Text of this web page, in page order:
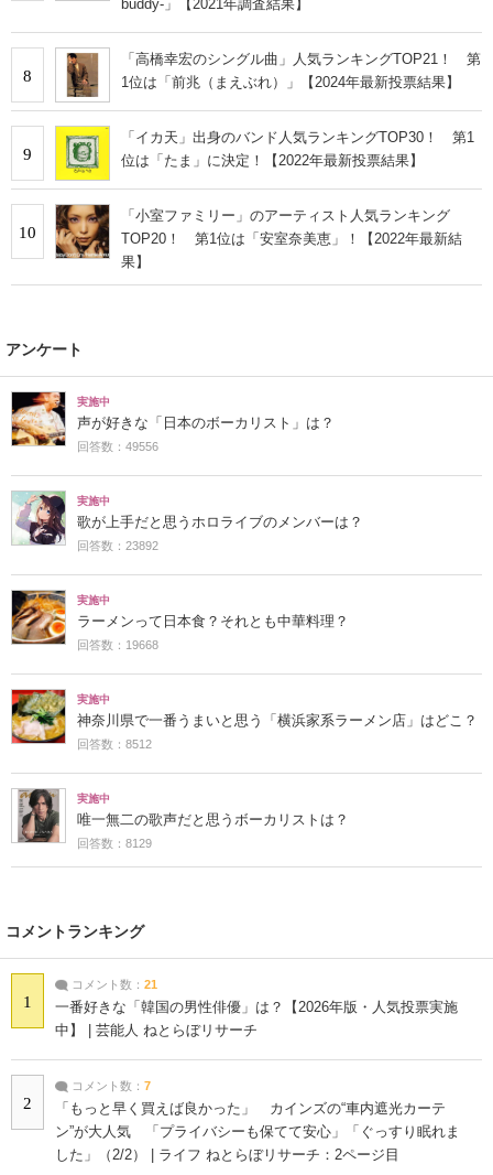
buddy-」【2021年調査結果】
8
「高橋幸宏のシングル曲」人気ランキングTOP21！ 第
1位は「前兆（まえぶれ）」【2024年最新投票結果】
9
「イカ天」出身のバンド人気ランキングTOP30！ 第1
位は「たま」に決定！【2022年最新投票結果】
10
「小室ファミリー」のアーティスト人気ランキング
TOP20！ 第1位は「安室奈美恵」！【2022年最新結
果】
アンケート
実施中
声が好きな「日本のボーカリスト」は？
回答数：49556
実施中
歌が上手だと思うホロライブのメンバーは？
回答数：23892
実施中
ラーメンって日本食？それとも中華料理？
回答数：19668
実施中
神奈川県で一番うまいと思う「横浜家系ラーメン店」はどこ？
回答数：8512
実施中
唯一無二の歌声だと思うボーカリストは？
回答数：8129
コメントランキング
1
コメント数： 21
一番好きな「韓国の男性俳優」は？【2026年版・人気投票実施
中】 | 芸能人 ねとらぼリサーチ
2
コメント数： 7
「もっと早く買えば良かった」 カインズの“車内遮光カーテ
ン”が大人気 「プライバシーも保てて安心」「ぐっすり眠れま
した」（2/2） | ライフ ねとらぼリサーチ：2ページ目